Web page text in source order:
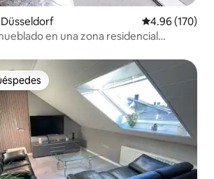
Calificación
4.96 (170)
en una zona residencial